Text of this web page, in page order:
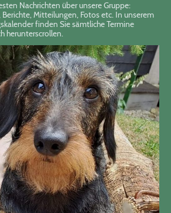
Nachrichten über unsere Gruppe:
Mitteilungen, Fotos etc. In unserem
finden Sie sämtliche Termine
herunterscrollen.